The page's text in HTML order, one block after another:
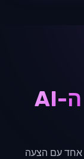
מסע ה-AI
אחד עם הצעה